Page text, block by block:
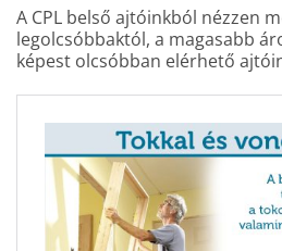
A CPL belső ajtóinkból nézzen
legolcsóbbaktól, a magasabb
képest olcsóbban elérhető